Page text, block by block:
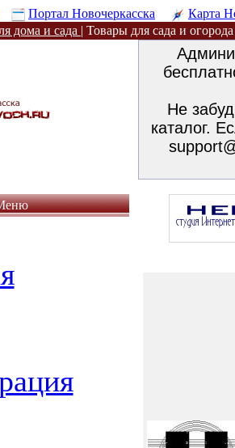
Портал Новочеркасска
Карта
дома и сада | Товары для сада и огорода
Не
каталог.